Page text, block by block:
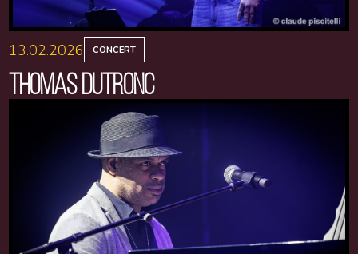
13.02.2026 CONCERT
THOMAS DUTRONC